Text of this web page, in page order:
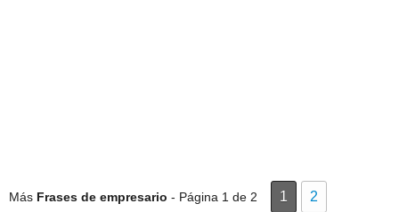
Más Frases de empresario - Página 1 de 2 1 2